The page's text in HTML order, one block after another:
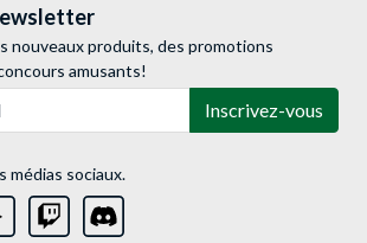
nouveaux produits, des promotions
amusants!
Inscrivez-vous
médias sociaux.